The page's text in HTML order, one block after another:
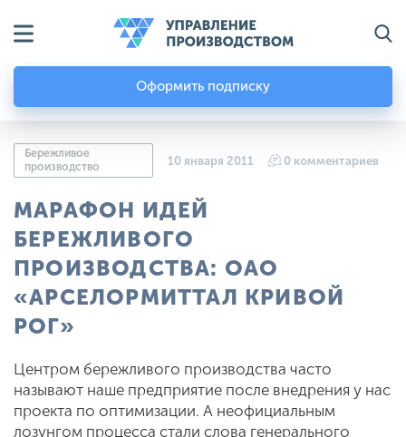
Оформить подписку
Бережливое
производство
10 января 2011 0 комментариев
МАРАФОН ИДЕЙ
БЕРЕЖЛИВОГО
ПРОИЗВОДСТВА: ОАО
«АРСЕЛОРМИТТАЛ КРИВОЙ
РОГ»
Центром бережливого производства часто
называют наше предприятие после внедрения у нас
проекта по оптимизации. А неофициальным
лозунгом процесса стали слова генерального